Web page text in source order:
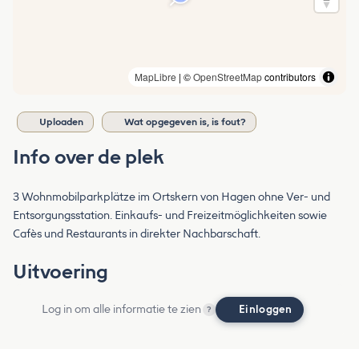
MapLibre | ©OpenStreetMapcontributors
Uploaden Wat opgegeven is, is fout?
Info over de plek
3 Wohnmobilparkplätze im Ortskern von Hagen ohne Ver- und
Entsorgungsstation. Einkaufs- und Freizeitmöglichkeiten sowie
Cafès und Restaurants in direkter Nachbarschaft.
Uitvoering
Log in om alle informatie te zien ? Einloggen